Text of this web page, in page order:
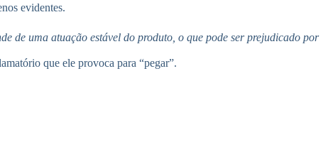
evidentes.
de uma atuação estável do produto, o que pode ser prejudicado por
que ele provoca para “pegar”.